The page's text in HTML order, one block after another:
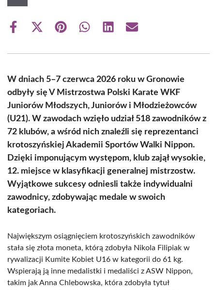
Share
Share
(Twitter)
Share Share Share Share
W dniach 5–7 czerwca 2026 roku w Gronowie
odbyły się V Mistrzostwa Polski Karate WKF
Juniorów Młodszych, Juniorów i Młodzieżowców
(U21). W zawodach wzięło udział 518 zawodników z
72 klubów, a wśród nich znaleźli się reprezentanci
krotoszyńskiej Akademii Sportów Walki Nippon.
Dzięki imponującym występom, klub zajął wysokie,
12. miejsce w klasyfikacji generalnej mistrzostw.
Wyjątkowe sukcesy odniesli także indywidualni
zawodnicy, zdobywając medale w swoich
kategoriach.
Największym osiągnięciem krotoszyńskich zawodników
stała się złota moneta, którą zdobyła Nikola Filipiak w
rywalizacji Kumite Kobiet U16 w kategorii do 61 kg.
Wspierają ją inne medalistki i medaliści z ASW Nippon,
takim jak Anna Chlebowska, która zdobyła tytuł